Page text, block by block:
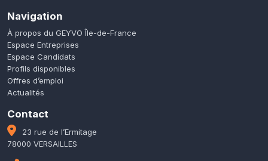
Navigation
À propos du GEYVO Île-de-France
Espace Entreprises
Espace Candidats
Profils disponibles
Offres d’emploi
Actualités
Contact
23 rue de l’Ermitage
78000 VERSAILLES